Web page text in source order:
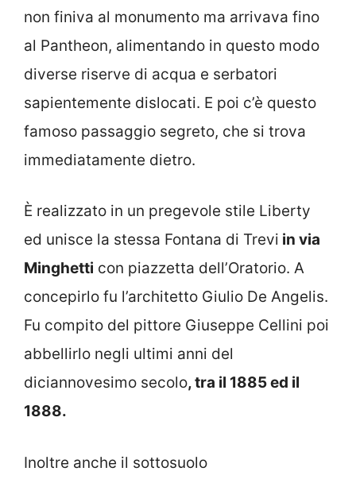
non finiva al monumento ma arrivava fino
al Pantheon, alimentando in questo modo
diverse riserve di acqua e serbatori
sapientemente dislocati. E poi c’è questo
famoso passaggio segreto, che si trova
immediatamente dietro.
È realizzato in un pregevole stile Liberty
ed unisce la stessa Fontana di Trevi in via
Minghetti con piazzetta dell’Oratorio. A
concepirlo fu l’architetto Giulio De Angelis.
Fu compito del pittore Giuseppe Cellini poi
abbellirlo negli ultimi anni del
diciannovesimo secolo, tra il 1885 ed il
1888.
Inoltre anche il sottosuolo